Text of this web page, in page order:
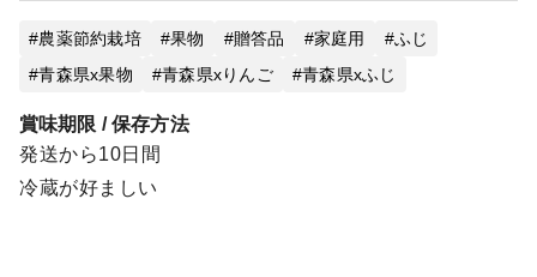
農薬節約栽培 果物 贈答品 家庭用
ふじ
青森県x果物
青森県xりんご 青森県xふじ
賞味期限 / 保存方法
発送から10日間
冷蔵が好ましい